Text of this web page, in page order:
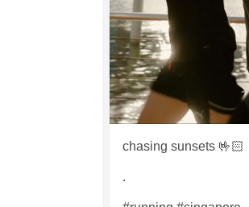
chasing sunsets 🤟🏻
.